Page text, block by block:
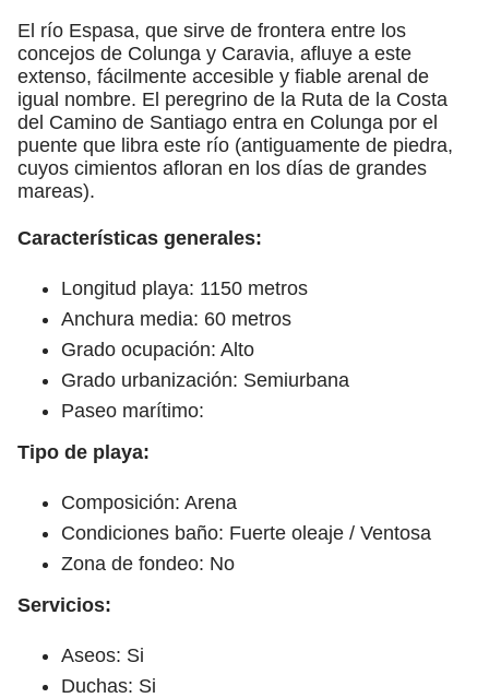
El río Espasa, que sirve de frontera entre los
concejos de Colunga y Caravia, afluye a este
extenso, fácilmente accesible y fiable arenal de
igual nombre. El peregrino de la Ruta de la Costa
del Camino de Santiago entra en Colunga por el
puente que libra este río (antiguamente de piedra,
cuyos cimientos afloran en los días de grandes
mareas).
Características generales:
Longitud playa: 1150 metros
Anchura media: 60 metros
Grado ocupación: Alto
Grado urbanización: Semiurbana
Paseo marítimo:
Tipo de playa:
Composición: Arena
Condiciones baño: Fuerte oleaje / Ventosa
Zona de fondeo: No
Servicios:
Aseos: Si
Duchas: Si